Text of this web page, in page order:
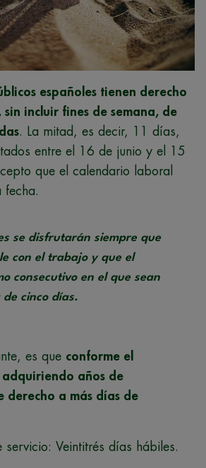
españoles tienen derecho
sin incluir fines de semana, de
. La mitad, es decir, 11 días,
entre el 16 de junio y el 15
que el calendario laboral
fecha.
se disfrutarán siempre que
con el trabajo y que el
consecutivo en el que sean
de cinco días.
es que conforme el
años de
derecho a más días de
servicio: Veintitrés días hábiles.